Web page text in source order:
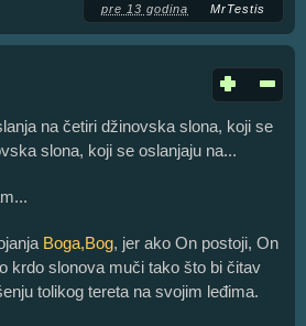
pre 13 godina MrTestis
na četiri džinovska slona, koji se
slona, koji se oslanjaju na...
Boga,Bog, jer ako On postoji, On
krdo slonova muči tako što bi čitav
tolikog tereta na svojim leđima.